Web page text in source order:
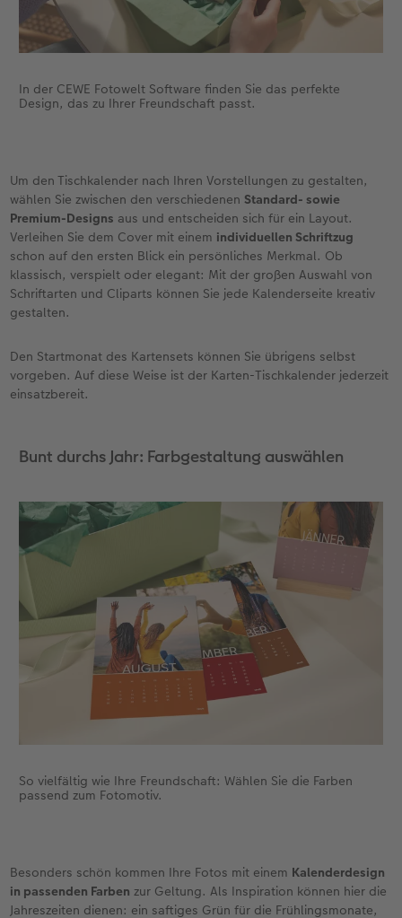
In der CEWE Fotowelt Software finden Sie das perfekte
Design, das zu Ihrer Freundschaft passt.
Um den Tischkalender nach Ihren Vorstellungen zu gestalten,
wählen Sie zwischen den verschiedenen Standard- sowie
Premium-Designs aus und entscheiden sich für ein Layout.
Verleihen Sie dem Cover mit einem individuellen Schriftzug
schon auf den ersten Blick ein persönliches Merkmal. Ob
klassisch, verspielt oder elegant: Mit der großen Auswahl von
Schriftarten und Cliparts können Sie jede Kalenderseite kreativ
gestalten.
Den Startmonat des Kartensets können Sie übrigens selbst
vorgeben. Auf diese Weise ist der Karten-Tischkalender jederzeit
einsatzbereit.
Bunt durchs Jahr: Farbgestaltung auswählen
So vielfältig wie Ihre Freundschaft: Wählen Sie die Farben
passend zum Fotomotiv.
Besonders schön kommen Ihre Fotos mit einem Kalenderdesign
in passenden Farben zur Geltung. Als Inspiration können hier die
Jahreszeiten dienen: ein saftiges Grün für die Frühlingsmonate,